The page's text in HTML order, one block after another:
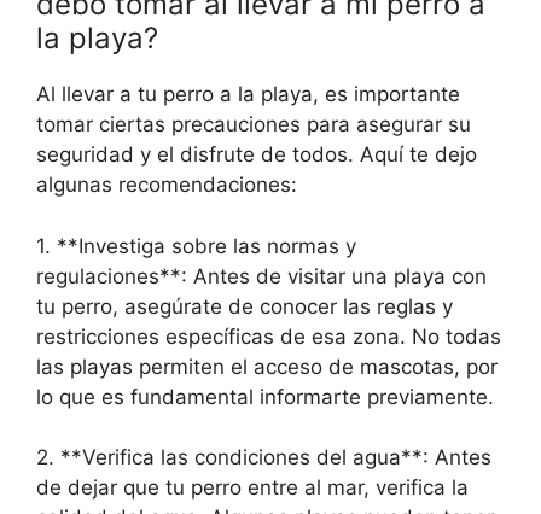
la playa?
Al llevar a tu perro a la playa, es importante
tomar ciertas precauciones para asegurar su
seguridad y el disfrute de todos. Aquí te dejo
algunas recomendaciones:
1. **Investiga sobre las normas y
regulaciones**: Antes de visitar una playa con
tu perro, asegúrate de conocer las reglas y
restricciones específicas de esa zona. No todas
las playas permiten el acceso de mascotas, por
lo que es fundamental informarte previamente.
2. **Verifica las condiciones del agua**: Antes
de dejar que tu perro entre al mar, verifica la